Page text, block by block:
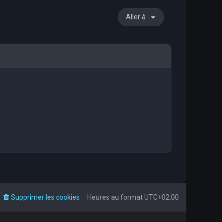
Aller à
Heures au formatUTC+02:00
Supprimer les cookies